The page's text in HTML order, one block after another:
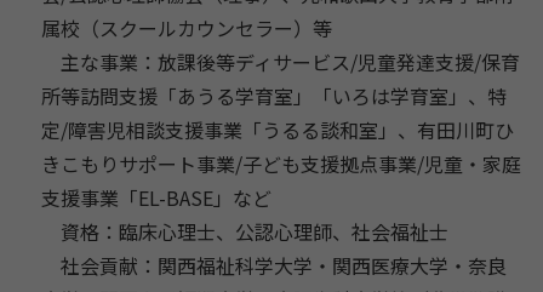
属校（スクールカウンセラー）等
主な事業：放課後等ディサービス/児童発達支援/保育
所等訪問支援「あうる学育室」「いろは学育室」、特
定/障害児相談支援事業「うるる談和室」、有田川町ひ
きこもりサポート事業/子ども支援拠点事業/児童・家庭
支援事業「EL-BASE」など
資格：臨床心理士、公認心理師、社会福祉士
社会貢献：関西福祉科学大学・関西医療大学・奈良